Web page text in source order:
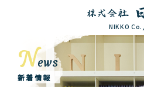
NIKKO
News
新着情報